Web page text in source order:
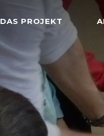
DAS PROJEKT